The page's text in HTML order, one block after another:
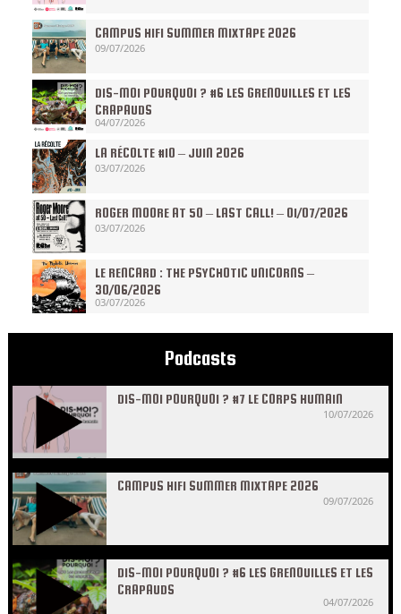
CAMPUS HIFI SUMMER MIXTAPE 2026
09/07/2026
DIS-MOI POURQUOI ? #6 LES GRENOUILLES ET LES
CRAPAUDS
04/07/2026
LA RÉCOLTE #10 – JUIN 2026
03/07/2026
ROGER MOORE AT 50 – LAST CALL! – 01/07/2026
03/07/2026
LE RENCARD : THE PSYCHOTIC UNICORNS –
30/06/2026
03/07/2026
Podcasts
DIS-MOI POURQUOI ? #7 LE CORPS HUMAIN
10/07/2026
CAMPUS HIFI SUMMER MIXTAPE 2026
09/07/2026
DIS-MOI POURQUOI ? #6 LES GRENOUILLES ET LES
CRAPAUDS
04/07/2026